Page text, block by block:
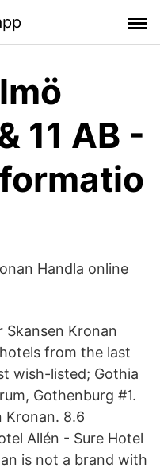
11 AB -
Handla online
Skansen Kronan
from the last
wish-listed; Gothia
Gothenburg #1.
Kronan. 8.6
Allén - Sure Hotel
is not a brand with